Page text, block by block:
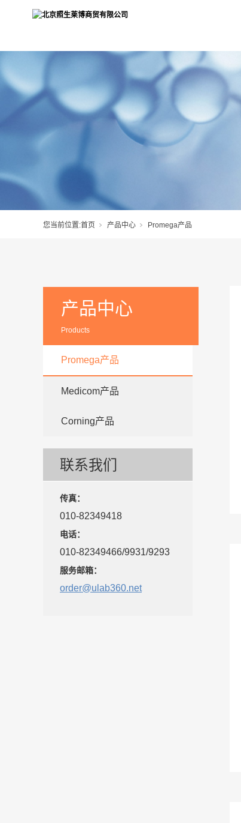
您当前位置:首页 产品中心 Promega产品
产品中心
Products
Promega产品
Medicom产品
Corning产品
联系我们
传真：
010-82349418
电话：
010-82349466/9931/9293
服务邮箱：
order@ulab360.net